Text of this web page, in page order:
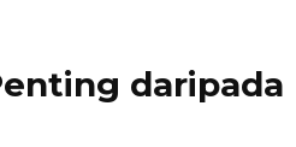
daripada